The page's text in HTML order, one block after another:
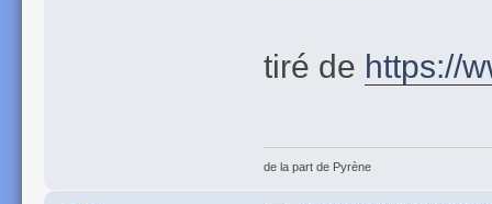
tiré de https://
de la part de Pyrène